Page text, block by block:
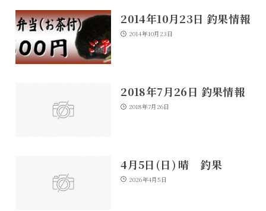
2014年10月23日 釣果情報
2014年10月23日
2018年7月26日 釣果情報
2018年7月26日
4月5日(日) 晴 釣果
2026年4月5日